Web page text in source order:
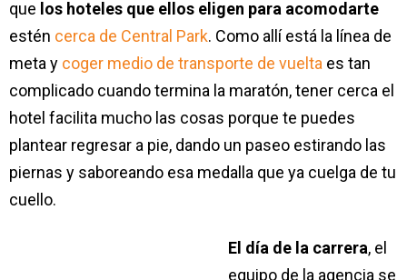
que los hoteles que ellos eligen para acomodarte
estén cerca de Central Park. Como allí está la línea de
meta y coger medio de transporte de vuelta es tan
complicado cuando termina la maratón, tener cerca el
hotel facilita mucho las cosas porque te puedes
plantear regresar a pie, dando un paseo estirando las
piernas y saboreando esa medalla que ya cuelga de tu
cuello.
El día de la carrera, el
equipo de la agencia se